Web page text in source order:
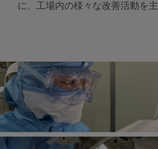
に、工場内の様々な改善活動を